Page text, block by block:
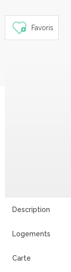
Favoris
Description
Logements
Carte